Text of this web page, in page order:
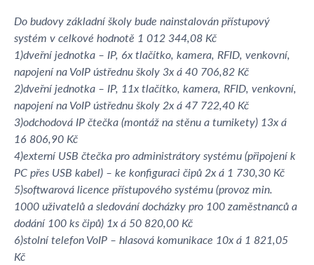
Do budovy základní školy bude nainstalován přístupový
systém v celkové hodnotě 1 012 344,08 Kč
1)dveřní jednotka – IP, 6x tlačítko, kamera, RFID, venkovní,
napojení na VoIP ústřednu školy 3x á 40 706,82 Kč
2)dveřní jednotka – IP, 11x tlačítko, kamera, RFID, venkovní,
napojení na VoIP ústřednu školy 2x á 47 722,40 Kč
3)odchodová IP čtečka (montáž na stěnu a turnikety) 13x á
16 806,90 Kč
4)externí USB čtečka pro administrátory systému (připojení k
PC přes USB kabel) – ke konfiguraci čipů 2x á 1 730,30 Kč
5)softwarová licence přístupového systému (provoz min.
1000 uživatelů a sledování docházky pro 100 zaměstnanců a
dodání 100 ks čipů) 1x á 50 820,00 Kč
6)stolní telefon VoIP – hlasová komunikace 10x á 1 821,05
Kč